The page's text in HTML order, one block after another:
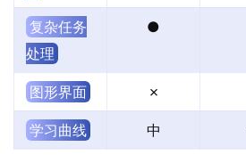
复杂任务
处理
●
图形界面 ✗
学习曲线 中